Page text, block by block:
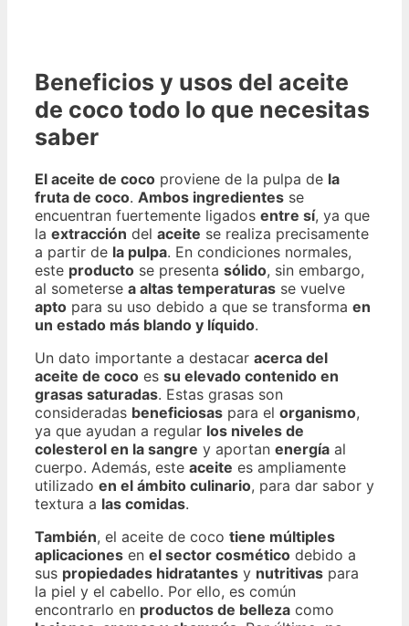
Beneficios y usos del aceite
de coco todo lo que necesitas
saber
El aceite de coco proviene de la pulpa de la
fruta de coco. Ambos ingredientes se
encuentran fuertemente ligados entre sí, ya que
la extracción del aceite se realiza precisamente
a partir de la pulpa. En condiciones normales,
este producto se presenta sólido, sin embargo,
al someterse a altas temperaturas se vuelve
apto para su uso debido a que se transforma en
un estado más blando y líquido.
Un dato importante a destacar acerca del
aceite de coco es su elevado contenido en
grasas saturadas. Estas grasas son
consideradas beneficiosas para el organismo,
ya que ayudan a regular los niveles de
colesterol en la sangre y aportan energía al
cuerpo. Además, este aceite es ampliamente
utilizado en el ámbito culinario, para dar sabor y
textura a las comidas.
También, el aceite de coco tiene múltiples
aplicaciones en el sector cosmético debido a
sus propiedades hidratantes y nutritivas para
la piel y el cabello. Por ello, es común
encontrarlo en productos de belleza como